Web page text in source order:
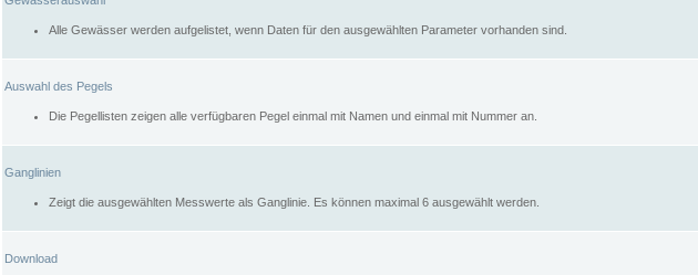
Alle Gewässer werden aufgelistet, wenn Daten für den ausgewählten Parameter vorhanden sind.
Auswahl des Pegels
Die Pegellisten zeigen alle verfügbaren Pegel einmal mit Namen und einmal mit Nummer an.
Ganglinien
Zeigt die ausgewählten Messwerte als Ganglinie. Es können maximal 6 ausgewählt werden.
Download